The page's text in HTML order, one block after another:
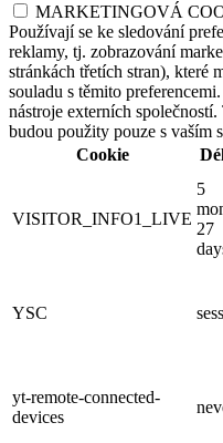
MARKETINGOVÁ
Používají se ke sledování
reklamy, tj. zobrazování
stránkách třetích stran), které
souladu s těmito
nástroje externích
budou použity pouze s vaším
Cookie
VISITOR_INFO1_LIVE
5
27
YSC
yt-remote-connected-
devices